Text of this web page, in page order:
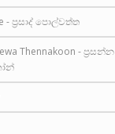
- ප්‍රසාද් පොල්වත්ත
Thennakoon - ප්‍රසන්න